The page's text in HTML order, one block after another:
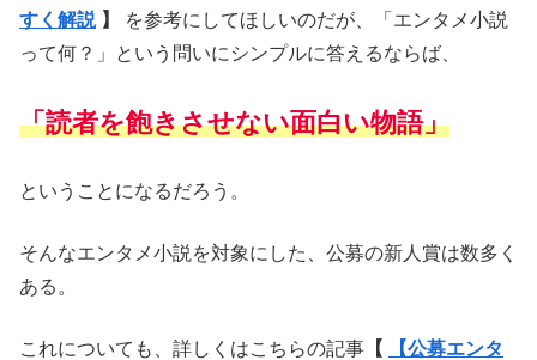
すく解説】
を参考にしてほしいのだが、「エンタメ小説
って何？」という問いにシンプルに答えるならば、
「読者を飽きさせない面白い物語」
ということになるだろう。
そんなエンタメ小説を対象にした、公募の新人賞は数多く
ある。
これについても、詳しくはこちらの記事 【
【公募エンタ